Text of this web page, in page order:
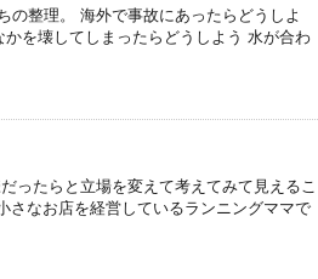
の整理。 海外で事故にあったらどうしよ
を壊してしまったらどうしよう 水が合わ
ったらと立場を変えて考えてみて見えるこ
さなお店を経営しているランニングママで